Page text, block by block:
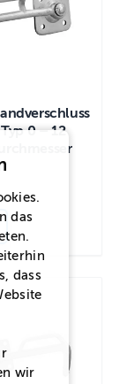
0 – 12
das
dass
wir